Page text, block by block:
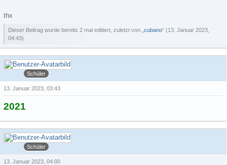
thx
Dieser Beitrag wurde bereits 2 mal editiert, zuletzt von „ cubano“ (13. Januar 2023,
04:43)
cubano
Schüler
13. Januar 2023, 03:43
2021
cubano
Schüler
13. Januar 2023, 04:00